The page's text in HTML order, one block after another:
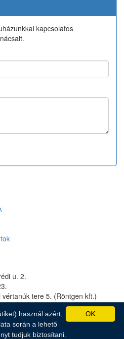
kapcsolatos
u. 2.
tere 5. (Röntgen kft.)
OK
használ azért,
során a lehető
tudjuk biztosítani.